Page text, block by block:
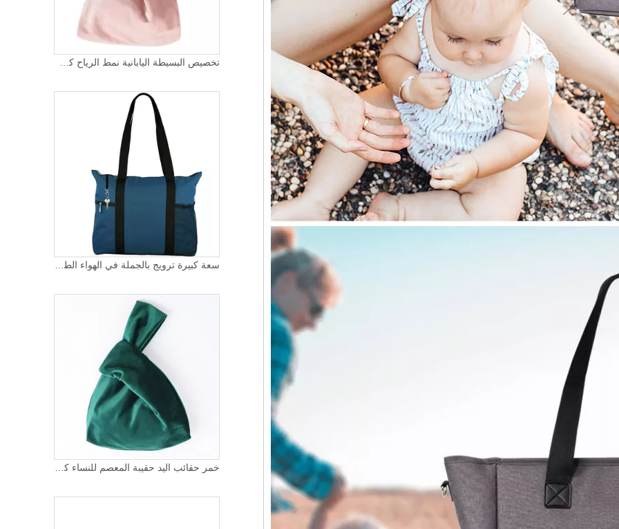
تخصيص البسيطة اليابانية نمط الرياح كم باليد خمر المخملية حقيبة يد المعصم عقدة حقائب للنساء
سعة كبيرة ترويج بالجملة في الهواء الطلق قابلة لإعادة الاستخدام البوليستر مخصصة حمل أكياس التسوق مع جيوب متعددة
خمر حقائب اليد حقيبة المعصم للنساء كوريا النمط الياباني عقدة حمل حقيبة حقيبة مستحضرات التجميل المخملية